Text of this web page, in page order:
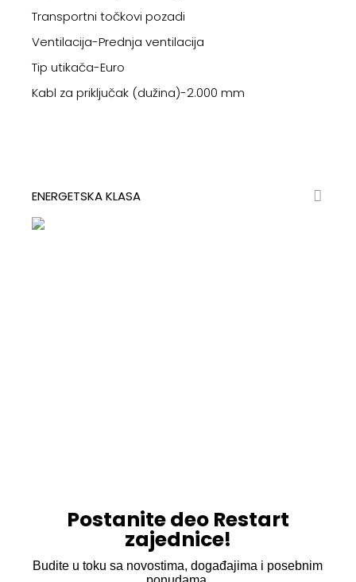
Transportni točkovi pozadi
Ventilacija-Prednja ventilacija
Tip utikača-Euro
Kabl za priključak (dužina)-2.000 mm
ENERGETSKA KLASA
Postanite deo Restart
zajednice!
Budite u toku sa novostima, događajima i posebnim